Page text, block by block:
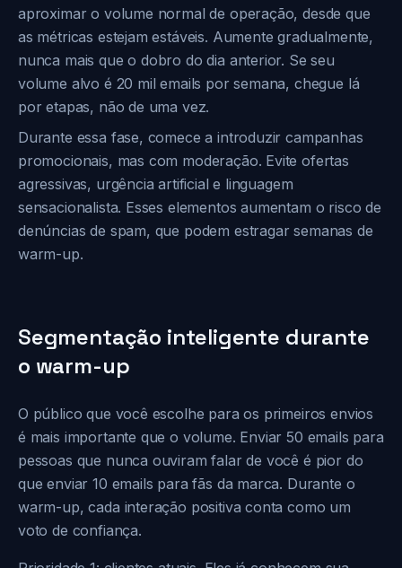
aproximar o volume normal de operação, desde que
as métricas estejam estáveis. Aumente gradualmente,
nunca mais que o dobro do dia anterior. Se seu
volume alvo é 20 mil emails por semana, chegue lá
por etapas, não de uma vez.
Durante essa fase, comece a introduzir campanhas
promocionais, mas com moderação. Evite ofertas
agressivas, urgência artificial e linguagem
sensacionalista. Esses elementos aumentam o risco de
denúncias de spam, que podem estragar semanas de
warm-up.
Segmentação inteligente durante
o warm-up
O público que você escolhe para os primeiros envios
é mais importante que o volume. Enviar 50 emails para
pessoas que nunca ouviram falar de você é pior do
que enviar 10 emails para fãs da marca. Durante o
warm-up, cada interação positiva conta como um
voto de confiança.